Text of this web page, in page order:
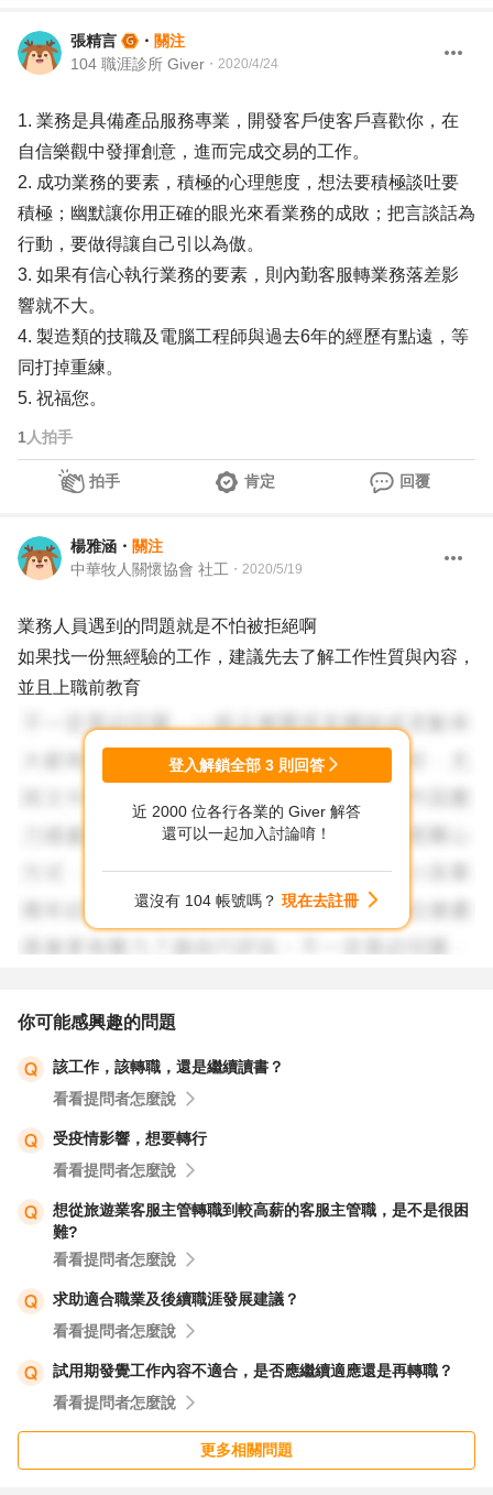
張精言 ・ 關注
104 職涯診所 Giver ・ 2020/4/24
1. 業務是具備產品服務專業，開發客戶使客戶喜歡你，在
自信樂觀中發揮創意，進而完成交易的工作。
2. 成功業務的要素，積極的心理態度，想法要積極談吐要
積極；幽默讓你用正確的眼光來看業務的成敗；把言談話為
行動，要做得讓自己引以為傲。
3. 如果有信心執行業務的要素，則內勤客服轉業務落差影
響就不大。
4. 製造類的技職及電腦工程師與過去6年的經歷有點遠，等
同打掉重練。
5. 祝福您。
1 人拍手
拍手 肯定 回覆
楊雅涵 ・ 關注
中華牧人關懷協會 社工 ・ 2020/5/19
業務人員遇到的問題就是不怕被拒絕啊
如果找一份無經驗的工作，建議先去了解工作性質與內容，
並且上職前教育
登入解鎖全部 3 則回答
近 2000 位各行各業的 Giver 解答
還可以一起加入討論唷！
還沒有 104 帳號嗎？ 現在去註冊
你可能感興趣的問題
該工作，該轉職，還是繼續讀書？
看看提問者怎麼說
受疫情影響，想要轉行
看看提問者怎麼說
想從旅遊業客服主管轉職到較高薪的客服主管職，是不是很困
難?
看看提問者怎麼說
求助適合職業及後續職涯發展建議？
看看提問者怎麼說
試用期發覺工作內容不適合，是否應繼續適應還是再轉職？
看看提問者怎麼說
更多相關問題